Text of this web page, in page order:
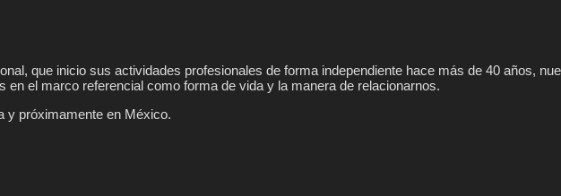
que inicio sus actividades profesionales de forma independiente hace más de 40 años,
el marco referencial como forma de vida y la manera de relacionarnos.
y próximamente en México.